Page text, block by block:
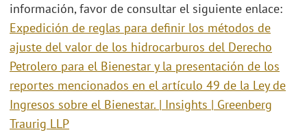
información, favor de consultar el siguiente enlace:
Expedición de reglas para definir los métodos de
ajuste del valor de los hidrocarburos del Derecho
Petrolero para el Bienestar y la presentación de los
reportes mencionados en el artículo 49 de la Ley de
Ingresos sobre el Bienestar. | Insights | Greenberg
Traurig LLP